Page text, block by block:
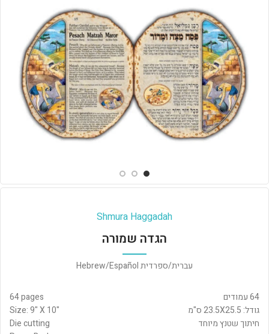
Shmura Haggadah
הגדה שמורה
עברית/ספרדית Hebrew/Español
64 pages
Size: 9" X 10"
Die cutting
64 עמודים
גודל: 23.5X25.5 ס"מ
חיתוך שטנץ מיוחד